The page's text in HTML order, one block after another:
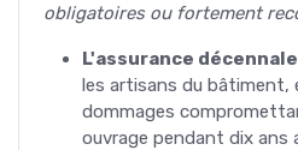
obligatoires ou fortement
L'assurance décennale
les artisans du bâtiment,
dommages
ouvrage pendant dix ans